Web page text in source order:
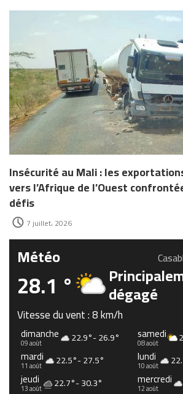
Insécurité au Mali : les
vers l’Afrique de l’Ouest
défis
7 juillet، 2026